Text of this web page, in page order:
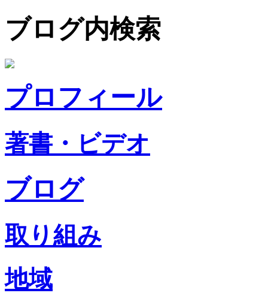
ブログ内検索
プロフィール
著書・ビデオ
ブログ
取り組み
地域